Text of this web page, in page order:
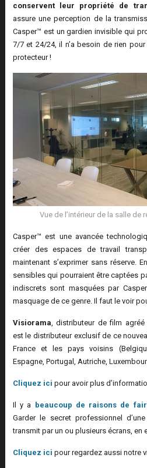
conservent leur propriété de
assure une perception de la
Casper™ est un gardien invisible qui
7/7 et 24/24, il n’a besoin de rien
protecteur !
Vue de l’intérieur de la salle de
Casper™ est une avancée
créer des espaces de travail
maintenant s’exprimer sans réserve.
sensibles qui pourraient être captées
indiscrets sont masquées par
masquage de ce genre. Il faut le voir
Visiorama, distributeur de film
est le distributeur exclusif de ce
France et les pays voisins
Espagne, Portugal, Autriche,
Cliquez ici pour avoir plus
Il y a beaucoup de raisons de
Garder le secret professionnel
transmit par un ou plusieurs écrans, en
Cliquez ici pour regardez aussi notre